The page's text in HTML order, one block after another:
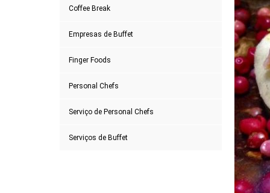
Coffee Break
Empresas de Buffet
Finger Foods
Personal Chefs
Serviço de Personal Chefs
Serviços de Buffet